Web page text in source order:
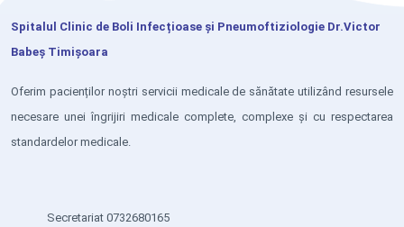
Spitalul Clinic de Boli Infecțioase și Pneumoftiziologie Dr.Victor
Babeș Timișoara
Oferim pacienților noștri servicii medicale de sănătate utilizând resursele
necesare unei îngrijiri medicale complete, complexe și cu respectarea
standardelor medicale.
Secretariat 0732680165